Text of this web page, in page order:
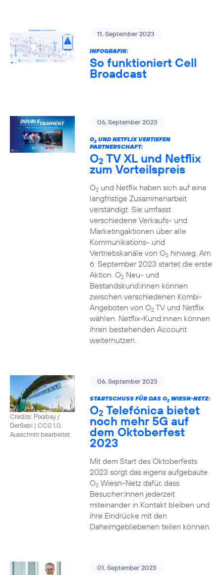
11. September 2023
INFOGRAFIK:
So funktioniert Cell
Broadcast
06. September 2023
O2UND NETFLIX VERTIEFEN
PARTNERSCHAFT:
O2 TV XL und Netflix
zum Vorteilspreis
O2und Netflix haben sich auf eine
langfristige Zusammenarbeit
verständigt. Sie umfasst
verschiedene Verkaufs- und
Marketingaktionen über alle
Kommunikations- und
Vertriebskanäle von O2hinweg. Am
6. September 2023 startet die erste
Aktion. O2Neu- und
Bestandskund:innen können
zwischen verschiedenen Kombi-
Angeboten von O2TV und Netflix
wählen. Netflix-Kund:innen können
ihren bestehenden Account
weiternutzen.
Credits: Pixabay /
DerSebi | CC0 1.0,
Ausschnitt bearbeitet
06. September 2023
STARTSCHUSS FÜR DAS O2WIESN-NETZ:
O2 Telefónica bietet
noch mehr 5G auf
dem Oktoberfest
2023
Mit dem Start des Oktoberfests
2023 sorgt das eigens aufgebaute
O2Wiesn-Netz dafür, dass
Besucher:innen jederzeit
miteinander in Kontakt bleiben und
ihre Eindrücke mit den
Daheimgebliebenen teilen können.
01. September 2023